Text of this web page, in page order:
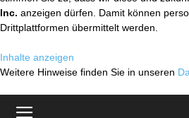
Inc. anzeigen dürfen. Damit können
Drittplattformen übermittelt werden.
Inhalte anzeigen
Weitere Hinweise finden Sie in unseren